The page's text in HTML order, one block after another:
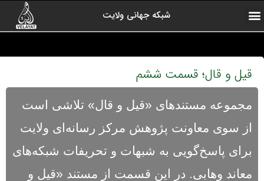
شبکه جهانی ولایت
قیل و قال؛ قسمت ششم
مجموعه مستندهای «قیل و قال» تلاشی است
از سوی معاونت پژوهش مرکز رسانه‌ای ولایت
برای پاسخ‌گویی به شبهات و تحریفات شبکه‌های
معاند وهابی. در این قسمت از مستند «قیل و